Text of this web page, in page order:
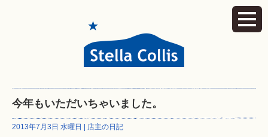
今年もいただいちゃいました。
2013年7月3日 水曜日 | 店主の日記